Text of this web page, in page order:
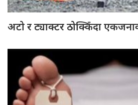
अटो र ट्याक्टर ठोक्किँदा